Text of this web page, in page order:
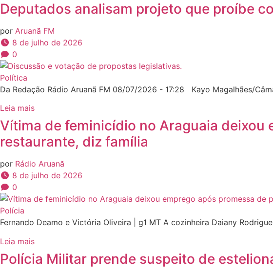
Deputados analisam projeto que proíbe
por Aruanã FM
8 de julho de 2026
0
Política
Da Redação Rádio Aruanã FM 08/07/2026 - 17:28 Kayo Magalhães/
Leia mais
Vítima de feminicídio no Araguaia
restaurante, diz família
por Rádio Aruanã
8 de julho de 2026
0
Polícia
Fernando Deamo e Victória Oliveira | g1 MT A cozinheira Daiany
Leia mais
Polícia Militar prende suspeito de